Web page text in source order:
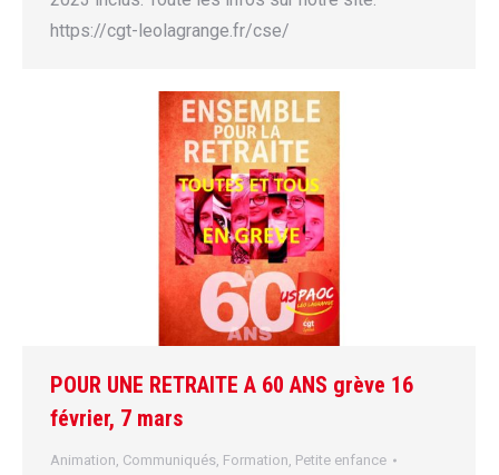
https://cgt-leolagrange.fr/cse/
POUR UNE RETRAITE A 60 ANS grève 16
février, 7 mars
Animation, Communiqués, Formation, Petite enfance